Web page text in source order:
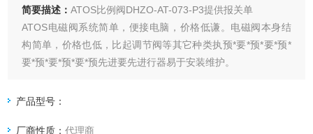
简要描述：ATOS比例阀DHZO-AT-073-P3提供报关单
ATOS电磁阀系统简单，便接电脑，价格低谦。电磁阀本身结
构简单，价格也低，比起调节阀等其它种类执预*要*预*要*预*
要*预*要*预*要*预先进要先进行器易于安装维护。
产品型号：
厂商性质：代理商